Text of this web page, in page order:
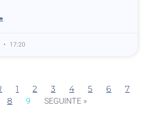
17:20
1 2 3 4 5 6
7
8
9 SEGUINTE »